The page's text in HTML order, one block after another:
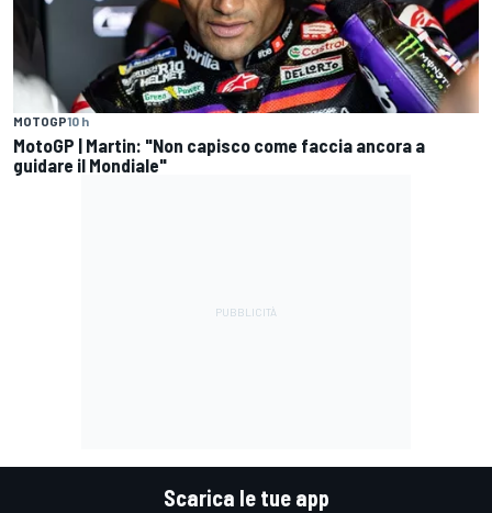
MOTOGP10 h
MotoGP | Martin: "Non capisco come faccia ancora a
guidare il Mondiale"
Scarica le tue app